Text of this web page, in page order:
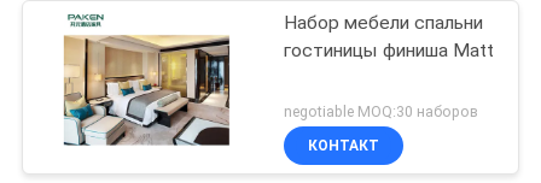
Набор мебели спальни
гостиницы финиша Matt
negotiable MOQ:30 наборов
КОНТАКТ